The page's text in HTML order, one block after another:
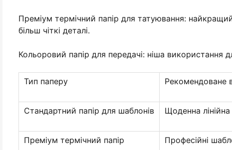
Преміум термічний папір для татуювання: найкращий
більш чіткі деталі.
Кольоровий папір для передачі: ніша використання
Тип паперу Рекомендоване
Стандартний папір для шаблонів Щоденна
Преміум термічний папір Професійні